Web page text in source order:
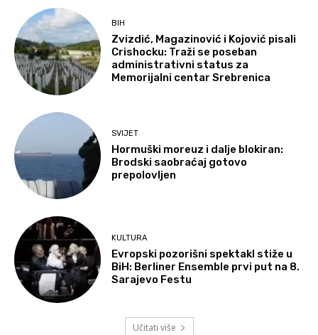
BIH
Zvizdić, Magazinović i Kojović pisali
Crishocku: Traži se poseban
administrativni status za
Memorijalni centar Srebrenica
SVIJET
Hormuški moreuz i dalje blokiran:
Brodski saobraćaj gotovo
prepolovljen
KULTURA
Evropski pozorišni spektakl stiže u
BiH: Berliner Ensemble prvi put na 8.
Sarajevo Festu
Učitati više